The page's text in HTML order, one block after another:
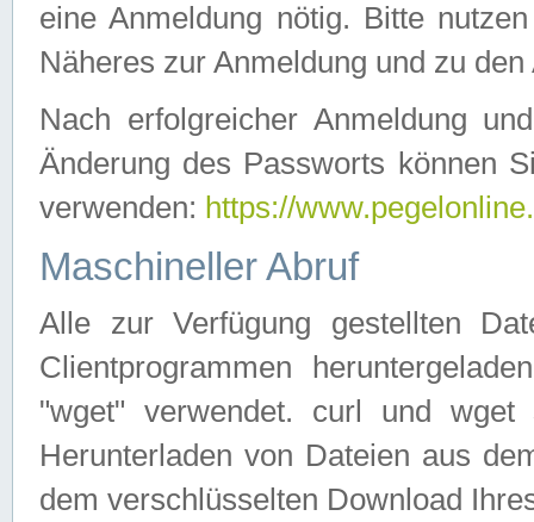
eine Anmeldung nötig. Bitte
Näheres zur Anmeldung und zu
Nach erfolgreicher Anmeldung
Änderung des Passworts können
verwenden: https://
Maschineller Abruf
Alle zur Verfügung gestellten
Clientprogrammen
"wget" verwendet. curl und wget
Herunterladen von Dateien aus
dem verschlüsselten Download